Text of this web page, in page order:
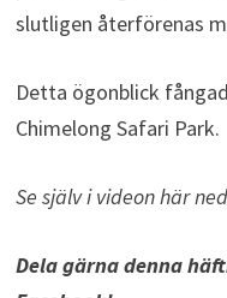
slutligen återförenas
Detta ögonblick
Chimelong Safari Park.
Se själv i videon här
Dela gärna denna